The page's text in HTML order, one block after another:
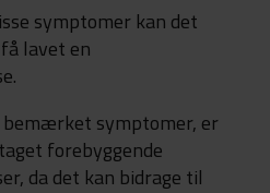
symptomer kan det
lavet en
bemærket symptomer, er
forebyggende
da det kan bidrage til